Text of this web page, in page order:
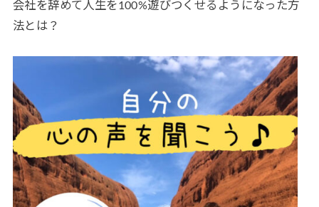
会社を辞めて人生を100%遊びつくせるようになった方
法とは？